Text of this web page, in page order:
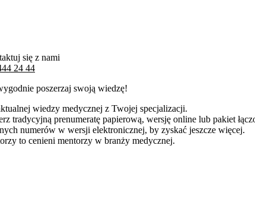
się z nami
24 44
poszerzaj swoją wiedzę!
wiedzy medycznej z Twojej specjalizacji.
tradycyjną prenumeratę papierową, wersję online lub pakiet
numerów w wersji elektronicznej, by zyskać jeszcze więcej.
to cenieni mentorzy w branży medycznej.